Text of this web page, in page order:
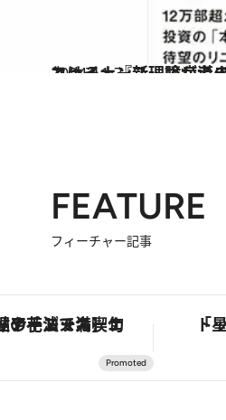
2024.11.7
ファイナンス理論が導き出した「経済学的にもっとも
カルチャー
FEATURE
フィーチャー記事
ズッキーニなどをイタリア・トスカーナの郷土料理の手法で満喫！